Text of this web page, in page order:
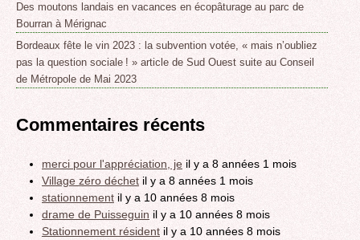
Des moutons landais en vacances en écopâturage au parc de
Bourran à Mérignac
Bordeaux fête le vin 2023 : la subvention votée, « mais n’oubliez
pas la question sociale ! » article de Sud Ouest suite au Conseil
de Métropole de Mai 2023
Commentaires récents
merci pour l'appréciation, je il y a 8 années 1 mois
Village zéro déchet il y a 8 années 1 mois
stationnement il y a 10 années 8 mois
drame de Puisseguin il y a 10 années 8 mois
Stationnement résident il y a 10 années 8 mois